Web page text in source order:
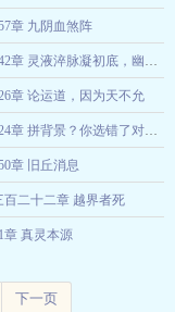
千湖真人
章 九阴血煞阵
小坝田 08-06
第242章 灵液淬脉凝初底，幽邪潜庭藏旧
08-06
章 论运道，因为天不允
08-06
第324章 拼背景？你选错了对象！
章 旧丘消息
百二十二章 越界者死
章 真灵本源
下一页